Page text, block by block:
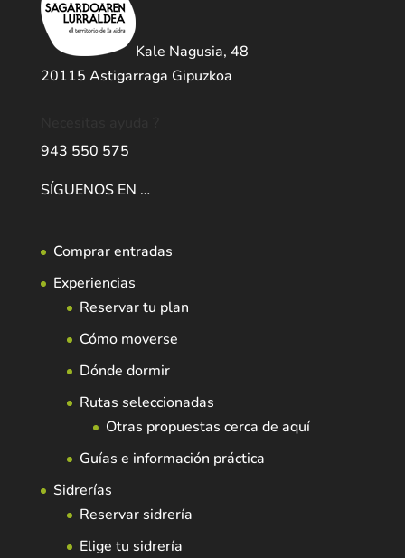
Kale Nagusia, 48
20115 Astigarraga Gipuzkoa
943 550 575
SÍGUENOS EN …
Comprar entradas
Experiencias
Reservar tu plan
Cómo moverse
Dónde dormir
Rutas seleccionadas
Otras propuestas cerca de aquí
Guías e información práctica
Sidrerías
Reservar sidrería
Elige tu sidrería